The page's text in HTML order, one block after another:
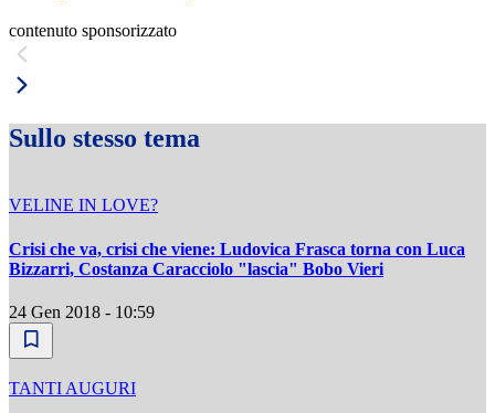
contenuto sponsorizzato
Sullo stesso tema
VELINE IN LOVE?
Crisi che va, crisi che viene: Ludovica Frasca torna con Luca
Bizzarri, Costanza Caracciolo "lascia" Bobo Vieri
24 Gen 2018 - 10:59
TANTI AUGURI